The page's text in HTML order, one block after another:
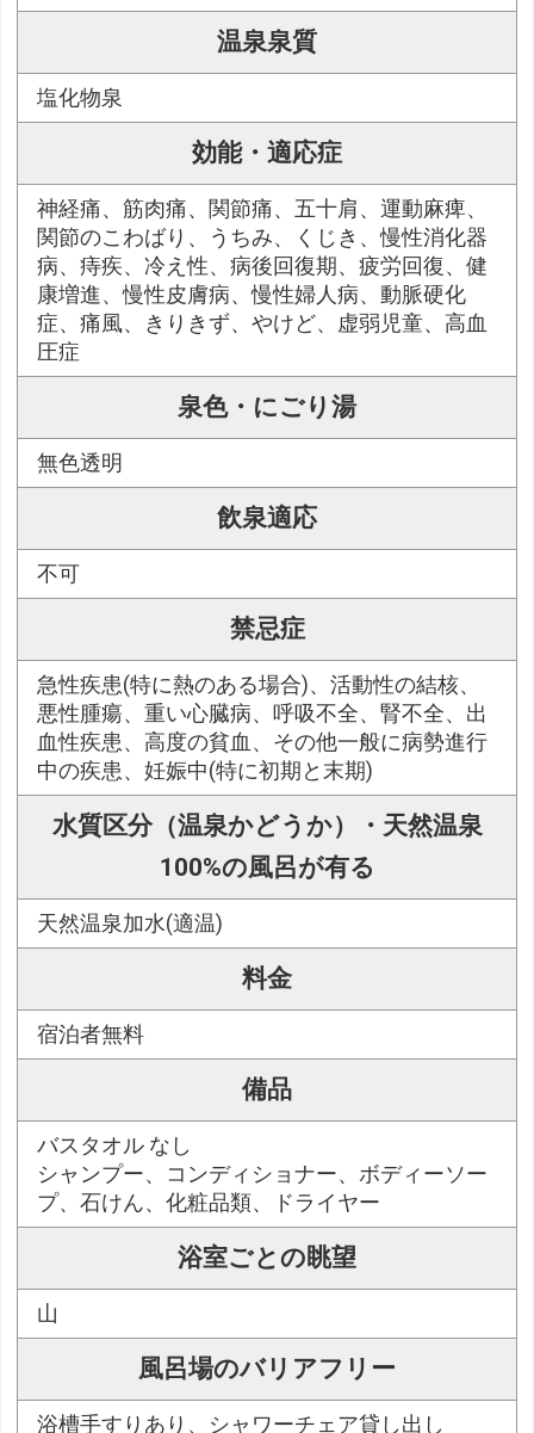
温泉泉質
塩化物泉
効能・適応症
神経痛、筋肉痛、関節痛、五十肩、運動麻痺、
関節のこわばり、うちみ、くじき、慢性消化器
病、痔疾、冷え性、病後回復期、疲労回復、健
康増進、慢性皮膚病、慢性婦人病、動脈硬化
症、痛風、きりきず、やけど、虚弱児童、高血
圧症
泉色・にごり湯
無色透明
飲泉適応
不可
禁忌症
急性疾患(特に熱のある場合)、活動性の結核、
悪性腫瘍、重い心臓病、呼吸不全、腎不全、出
血性疾患、高度の貧血、その他一般に病勢進行
中の疾患、妊娠中(特に初期と末期)
水質区分（温泉かどうか）・天然温泉
100%の風呂が有る
天然温泉加水(適温)
料金
宿泊者無料
備品
バスタオル なし
シャンプー、コンディショナー、ボディーソー
プ、石けん、化粧品類、ドライヤー
浴室ごとの眺望
山
風呂場のバリアフリー
浴槽手すりあり、シャワーチェア貸し出し